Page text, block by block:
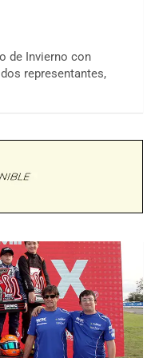
de Invierno con
representantes,